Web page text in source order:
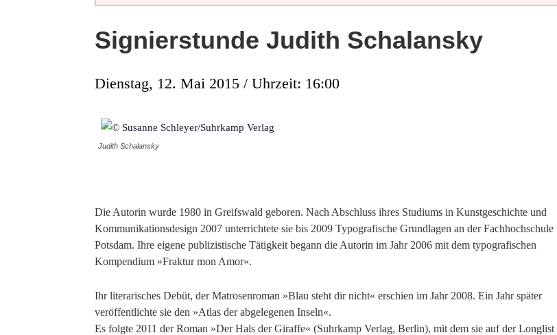
Signierstunde Judith Schalansky
Dienstag, 12. Mai 2015 / Uhrzeit: 16:00
Judith Schalansky
Die Autorin wurde 1980 in Greifswald geboren. Nach Abschluss ihres Studiums in Kunstgeschichte und
Kommunikationsdesign 2007 unterrichtete sie bis 2009 Typografische Grundlagen an der Fachhochschule
Potsdam. Ihre eigene publizistische Tätigkeit begann die Autorin im Jahr 2006 mit dem typografischen
Kompendium »Fraktur mon Amor«.
Ihr literarisches Debüt, der Matrosenroman »Blau steht dir nicht« erschien im Jahr 2008. Ein Jahr später
veröffentlichte sie den »Atlas der abgelegenen Inseln«.
Es folgte 2011 der Roman »Der Hals der Giraffe« (Suhrkamp Verlag, Berlin), mit dem sie auf der Longlist